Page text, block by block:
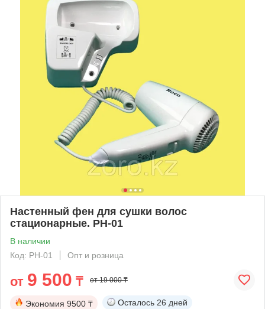
Настенный фен для сушки волос
стационарные. PH-01
В наличии
Код: PH-01
Опт и розница
от 9 500 ₸ от 19 000 ₸
Экономия 9500 ₸ Осталось 26 дней